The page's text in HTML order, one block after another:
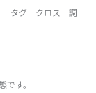
） タグ クロス 調
す。